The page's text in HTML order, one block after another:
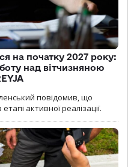
на початку 2027 року:
над вітчизняною
повідомив, що
активної реалізації.